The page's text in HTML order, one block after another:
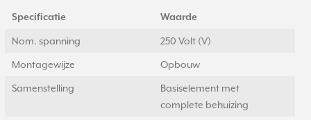
Specificatie Waarde
Nom. spanning 250 Volt (V)
Montagewijze Opbouw
Samenstelling
Basiselement met
complete behuizing